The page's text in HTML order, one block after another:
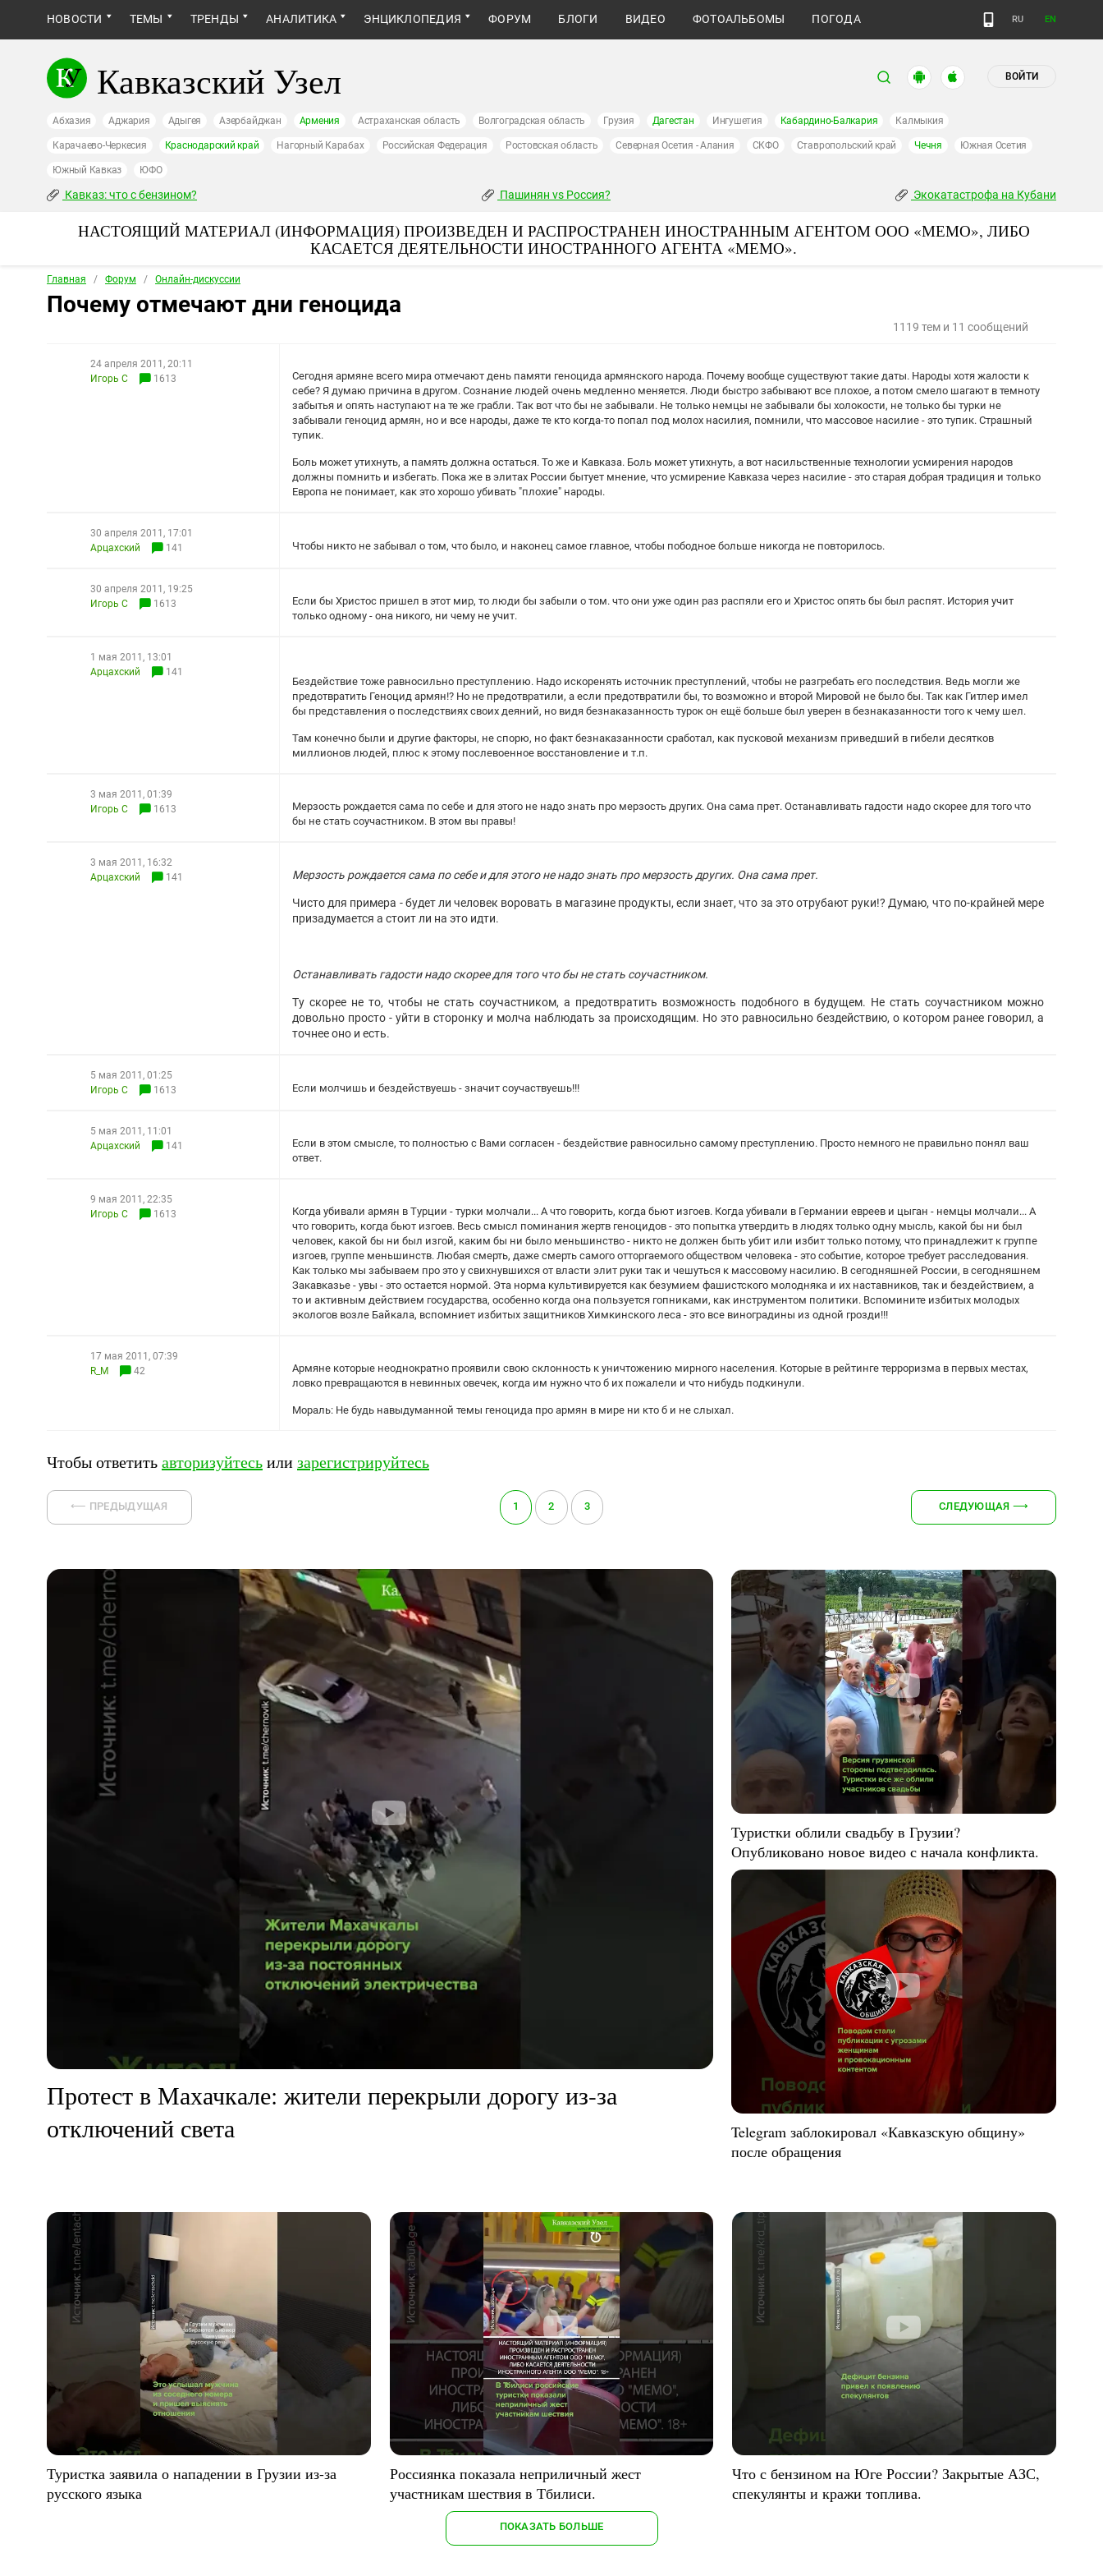
НОВОСТИ ТЕМЫ ТРЕНДЫ АНАЛИТИКА ЭНЦИКЛОПЕДИЯ ФОРУМ БЛОГИ ВИДЕО ФОТОАЛЬБОМЫ ПОГОДА RU EN
Кавказский Узел ВОЙТИ
Абхазия Аджария Адыгея Азербайджан Армения Астраханская область Волгоградская область Грузия Дагестан Ингушетия Кабардино-Балкария Калмыкия
Карачаево-Черкесия Краснодарский край Нагорный Карабах Российская Федерация Ростовская область Северная Осетия - Алания СКФО Ставропольский край Чечня Южная Осетия
Южный Кавказ ЮФО
Кавказ: что с бензином? Пашинян vs Россия? Экокатастрофа на Кубани
НАСТОЯЩИЙ МАТЕРИАЛ (ИНФОРМАЦИЯ) ПРОИЗВЕДЕН И РАСПРОСТРАНЕН ИНОСТРАННЫМ АГЕНТОМ ООО «МЕМО», ЛИБО
КАСАЕТСЯ ДЕЯТЕЛЬНОСТИ ИНОСТРАННОГО АГЕНТА «МЕМО».
Главная / Форум / Онлайн-дискуссии
Почему отмечают дни геноцида
1119 тем и 11 сообщений
24 апреля 2011, 20:11
Игорь С
1613
Сегодня армяне всего мира отмечают день памяти геноцида армянского народа. Почему вообще существуют такие даты. Народы хотя жалости к
себе? Я думаю причина в другом. Сознание людей очень медленно меняется. Люди быстро забывают все плохое, а потом смело шагают в темноту
забытья и опять наступают на те же грабли. Так вот что бы не забывали. Не только немцы не забывали бы холокости, не только бы турки не
забывали геноцид армян, но и все народы, даже те кто когда-то попал под молох насилия, помнили, что массовое насилие - это тупик. Страшный
тупик.
Боль может утихнуть, а память должна остаться. То же и Кавказа. Боль может утихнуть, а вот насильственные технологии усмирения народов
должны помнить и избегать. Пока же в элитах России бытует мнение, что усмирение Кавказа через насилие - это старая добрая традиция и только
Европа не понимает, как это хорошо убивать "плохие" народы.
30 апреля 2011, 17:01
Арцахский
141 Чтобы никто не забывал о том, что было, и наконец самое главное, чтобы пободное больше никогда не повторилось.
30 апреля 2011, 19:25
Игорь С
1613
Если бы Христос пришел в этот мир, то люди бы забыли о том. что они уже один раз распяли его и Христос опять бы был распят. История учит
только одному - она никого, ни чему не учит.
1 мая 2011, 13:01
Арцахский
141
Бездействие тоже равносильно преступлению. Надо искоренять источник преступлений, чтобы не разгребать его последствия. Ведь могли же
предотвратить Геноцид армян!? Но не предотвратили, а если предотвратили бы, то возможно и второй Мировой не было бы. Так как Гитлер имел
бы представления о последствиях своих деяний, но видя безнаказанность турок он ещё больше был уверен в безнаказанности того к чему шел.
Там конечно были и другие факторы, не спорю, но факт безнаказанности сработал, как пусковой механизм приведший в гибели десятков
миллионов людей, плюс к этому послевоенное восстановление и т.п.
3 мая 2011, 01:39
Игорь С
1613
Мерзость рождается сама по себе и для этого не надо знать про мерзость других. Она сама прет. Останавливать гадости надо скорее для того что
бы не стать соучастником. В этом вы правы!
3 мая 2011, 16:32
Арцахский
141 Мерзость рождается сама по себе и для этого не надо знать про мерзость других. Она сама прет.
Чисто для примера - будет ли человек воровать в магазине продукты, если знает, что за это отрубают руки!? Думаю, что по-крайней мере
призадумается а стоит ли на это идти.
Останавливать гадости надо скорее для того что бы не стать соучастником.
Ту скорее не то, чтобы не стать соучастником, а предотвратить возможность подобного в будущем. Не стать соучастником можно
довольно просто - уйти в сторонку и молча наблюдать за происходящим. Но это равносильно бездействию, о котором ранее говорил, а
точнее оно и есть.
5 мая 2011, 01:25
Игорь С
1613 Если молчишь и бездействуешь - значит соучаствуешь!!!
5 мая 2011, 11:01
Арцахский
141
Если в этом смысле, то полностью с Вами согласен - бездействие равносильно самому преступлению. Просто немного не правильно понял ваш
ответ.
9 мая 2011, 22:35
Игорь С
1613
Когда убивали армян в Турции - турки молчали... А что говорить, когда бьют изгоев. Когда убивали в Германии евреев и цыган - немцы молчали... А
что говорить, когда бьют изгоев. Весь смысл поминания жертв геноцидов - это попытка утвердить в людях только одну мысль, какой бы ни был
человек, какой бы ни был изгой, каким бы ни было меньшинство - никто не должен быть убит или избит только потому, что принадлежит к группе
изгоев, группе меньшинств. Любая смерть, даже смерть самого отторгаемого обществом человека - это событие, которое требует расследования.
Как только мы забываем про это у свихнувшихся от власти элит руки так и чешуться к массовому насилию. В сегодняшней России, в сегодняшнем
Закавказье - увы - это остается нормой. Эта норма культивируется как безумием фашистского молодняка и их наставников, так и бездействием, а
то и активным действием государства, особенно когда она пользуется гопниками, как инструментом политики. Вспомините избитых молодых
экологов возле Байкала, вспомниет избитых защитников Химкинского леса - это все виноградины из одной грозди!!!
17 мая 2011, 07:39
R_M
42
Армяне которые неоднократно проявили свою склонность к уничтожению мирного населения. Которые в рейтинге терроризма в первых местах,
ловко превращаются в невинных овечек, когда им нужно что б их пожалели и что нибудь подкинули.
Мораль: Не будь навыдуманной темы геноцида про армян в мире ни кто б и не слыхал.
Чтобы ответитьавторизуйтесьилизарегистрируйтесь
⟵ ПРЕДЫДУЩАЯ 1 2 3 СЛЕДУЮЩАЯ ⟶
Протест в Махачкале: жители перекрыли дорогу из-за
отключений света
Туристки облили свадьбу в Грузии?
Опубликовано новое видео с начала конфликта.
Telegram заблокировал «Кавказскую общину»
после обращения
Туристка заявила о нападении в Грузии из-за
русского языка
Россиянка показала неприличный жест
участникам шествия в Тбилиси.
Что с бензином на Юге России? Закрытые АЗС,
спекулянты и кражи топлива.
ПОКАЗАТЬ БОЛЬШЕ